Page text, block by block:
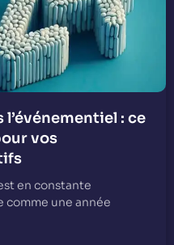
: ce
vos
en constante
comme une année